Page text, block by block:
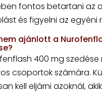
fontos betartani az
és figyelni az egyéni
ajánlott a
400 mg
csoportok számára.
kell eljárni azoknál,